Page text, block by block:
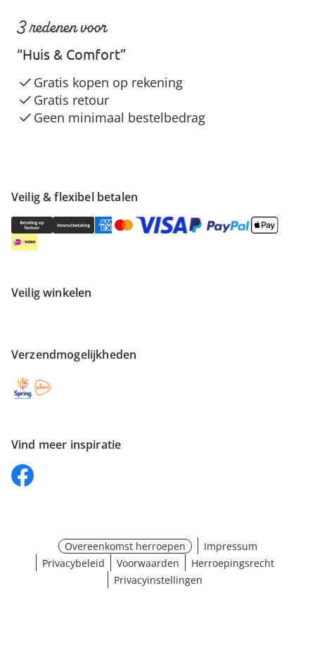
Veilig & flexibel betalen
Veilig winkelen
Verzendmogelijkheden
Vind meer inspiratie
3 redenen voor
“Huis & Comfort”
Gratis kopen op rekening
Gratis retour
Geen minimaal bestelbedrag
Overeenkomst herroepen
Impressum
Privacybeleid
Voorwaarden
Herroepingsrecht
Privacyinstellingen